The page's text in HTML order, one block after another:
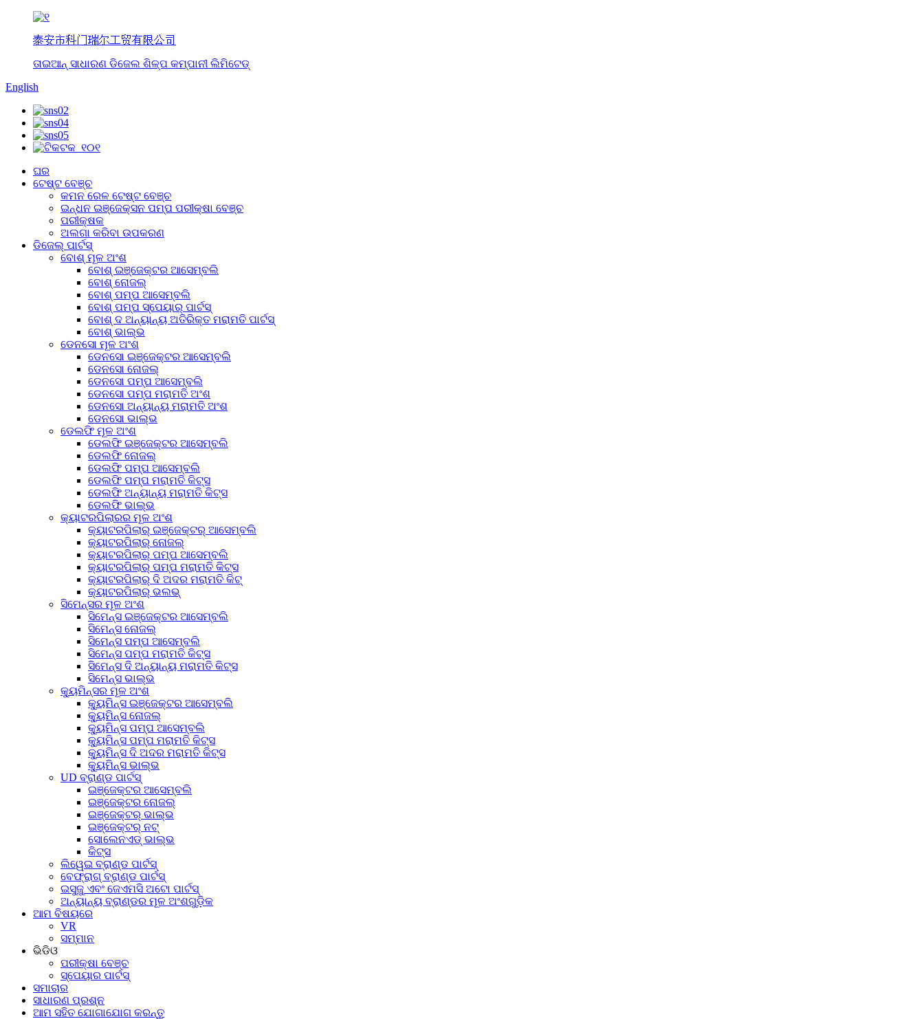
泰安市科门瑞尔工贸有限公司
ତାଇଆନ୍ ସାଧାରଣ ଡିଜେଲ ଶିଳ୍ପ କମ୍ପାନୀ ଲିମିଟେଡ୍
English
ଘର
ଟେଷ୍ଟ ବେଞ୍ଚ
କମନ ରେଳ ଟେଷ୍ଟ ବେଞ୍ଚ
ଇନ୍ଧନ ଇଞ୍ଜେକ୍ସନ ପମ୍ପ ପରୀକ୍ଷା ବେଞ୍ଚ
ପରୀକ୍ଷକ
ଅଲଗା କରିବା ଉପକରଣ
ଡିଜେଲ୍ ପାର୍ଟସ୍
ବୋଶ୍ ମୂଳ ଅଂଶ
ବୋଶ୍ ଇଞ୍ଜେକ୍ଟର ଆସେମ୍ବଲି
ବୋଶ୍ ନୋଜଲ୍
ବୋଶ୍ ପମ୍ପ ଆସେମ୍ବଲି
ବୋଶ୍ ପମ୍ପ ସ୍ପେୟାର୍ ପାର୍ଟସ୍
ବୋଶ୍ ଦ ଅନ୍ୟାନ୍ୟ ଅତିରିକ୍ତ ମରାମତି ପାର୍ଟସ୍
ବୋଶ୍ ଭାଲ୍ଭ
ଡେନସୋ ମୂଳ ଅଂଶ
ଡେନସୋ ଇଞ୍ଜେକ୍ଟର ଆସେମ୍ବଲି
ଡେନସୋ ନୋଜଲ୍
ଡେନସୋ ପମ୍ପ ଆସେମ୍ବଲି
ଡେନସୋ ପମ୍ପ ମରାମତି ଅଂଶ
ଡେନସୋ ଅନ୍ୟାନ୍ୟ ମରାମତି ଅଂଶ
ଡେନସୋ ଭାଲ୍ଭ
ଡେଲଫି ମୂଳ ଅଂଶ
ଡେଲଫି ଇଞ୍ଜେକ୍ଟର ଆସେମ୍ବଲି
ଡେଲଫି ନୋଜଲ୍
ଡେଲଫି ପମ୍ପ ଆସେମ୍ବଲି
ଡେଲଫି ପମ୍ପ ମରାମତି କିଟ୍ସ
ଡେଲଫି ଅନ୍ୟାନ୍ୟ ମରାମତି କିଟ୍ସ
ଡେଲଫି ଭାଲ୍ଭ
କ୍ୟାଟରପିଲାରର ମୂଳ ଅଂଶ
କ୍ୟାଟରପିଲାର୍ ଇଞ୍ଜେକ୍ଟର୍ ଆସେମ୍ବଲି
କ୍ୟାଟରପିଲାର୍ ନୋଜଲ୍
କ୍ୟାଟରପିଲାର୍ ପମ୍ପ ଆସେମ୍ବଲି
କ୍ୟାଟରପିଲାର୍ ପମ୍ପ ମରାମତି କିଟ୍ସ
କ୍ୟାଟରପିଲାର୍ ଦି ଅଦର ମରାମତି କିଟ୍
କ୍ୟାଟରପିଲାର୍ ଭଲଭ୍
ସିମେନ୍ସର ମୂଳ ଅଂଶ
ସିମେନ୍ସ ଇଞ୍ଜେକ୍ଟର ଆସେମ୍ବଲି
ସିମେନ୍ସ ନୋଜଲ୍
ସିମେନ୍ସ ପମ୍ପ ଆସେମ୍ବଲି
ସିମେନ୍ସ ପମ୍ପ ମରାମତି କିଟ୍ସ
ସିମେନ୍ସ ଦି ଅନ୍ୟାନ୍ୟ ମରାମତି କିଟ୍ସ
ସିମେନ୍ସ ଭାଲ୍ଭ
କ୍ୟୁମିନ୍ସର ମୂଳ ଅଂଶ
କ୍ୟୁମିନ୍ସ ଇଞ୍ଜେକ୍ଟର ଆସେମ୍ବଲି
କ୍ୟୁମିନ୍ସ ନୋଜଲ୍
କ୍ୟୁମିନ୍ସ ପମ୍ପ ଆସେମ୍ବଲି
କ୍ୟୁମିନ୍ସ ପମ୍ପ ମରାମତି କିଟ୍ସ
କ୍ୟୁମିନ୍ସ ଦି ଅଦର ମରାମତି କିଟ୍ସ
କ୍ୟୁମିନ୍ସ ଭାଲ୍ଭ
UD ବ୍ରାଣ୍ଡ ପାର୍ଟସ୍
ଇଞ୍ଜେକ୍ଟର ଆସେମ୍ବଲି
ଇଞ୍ଜେକ୍ଟର ନୋଜଲ୍
ଇଞ୍ଜେକ୍ଟର୍ ଭାଲ୍ଭ
ଇଞ୍ଜେକ୍ଟର୍ ନଟ୍
ସୋଲେନଏଡ୍ ଭାଲ୍ଭ
କିଟ୍ସ
ଲିୱେଇ ବ୍ରାଣ୍ଡ ପାର୍ଟସ୍
ବେଫ୍ରାଗ୍ ବ୍ରାଣ୍ଡ ପାର୍ଟସ୍
ଇସୁଜୁ ଏବଂ ଜେଏମସି ଅଟୋ ପାର୍ଟସ୍
ଅନ୍ୟାନ୍ୟ ବ୍ରାଣ୍ଡର ମୂଳ ଅଂଶଗୁଡ଼ିକ
ଆମ ବିଷୟରେ
VR
ସମ୍ମାନ
ଭିଡିଓ
ପରୀକ୍ଷା ବେଞ୍ଚ
ସ୍ପେୟାର ପାର୍ଟସ୍‌
ସମାଚାର
ସାଧାରଣ ପ୍ରଶ୍ନ
ଆମ ସହିତ ଯୋଗାଯୋଗ କରନ୍ତୁ